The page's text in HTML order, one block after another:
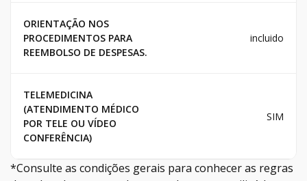
ORIENTAÇÃO NOS
PROCEDIMENTOS PARA
REEMBOLSO DE DESPESAS.
incluido
TELEMEDICINA
(ATENDIMENTO MÉDICO
POR TELE OU VÍDEO
CONFERÊNCIA)
SIM
*Consulte as condições gerais para conhecer as regras